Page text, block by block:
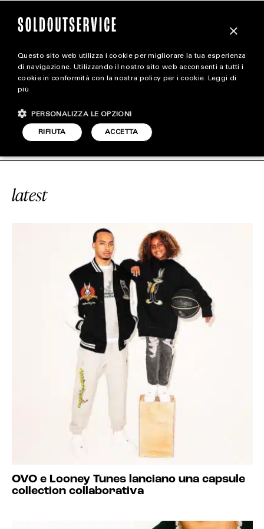
magazine
STYLE
FOOTWEAR
#OVO SOLDOUTSERVICE
latest
OVO e Looney Tunes lanciano una capsule
collection collaborativa
×
Questo sito web utilizza i cookie per migliorare la tua esperienza
di navigazione. Utilizzando il nostro sito web acconsenti a tutti i
cookie in conformità con la nostra policy per i cookie. Leggi di
più
ACCETTA
RIFIUTA
PERSONALIZZA LE OPZIONI